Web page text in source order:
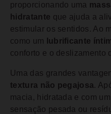
proporcionando uma
hidratante que ajuda a
estimular os sentidos. Ao
como um
lubrificante
conforto e o deslizamento
Uma das grandes
textura não pegajosa.
macia, hidratada e com
sensação pesada ou